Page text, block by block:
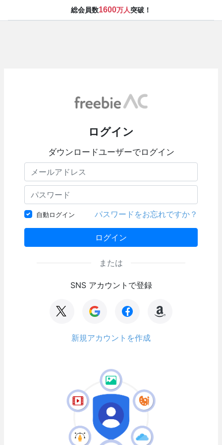
総会員数1600万人突破！
ログイン
ダウンロードユーザーでログイン
自動ログイン パスワードをお忘れですか？
ログイン
または
SNS アカウントで登録
新規アカウントを作成